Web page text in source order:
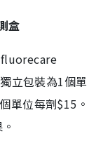
盒
fluorecare
立包裝為1個單
單位每劑$15。